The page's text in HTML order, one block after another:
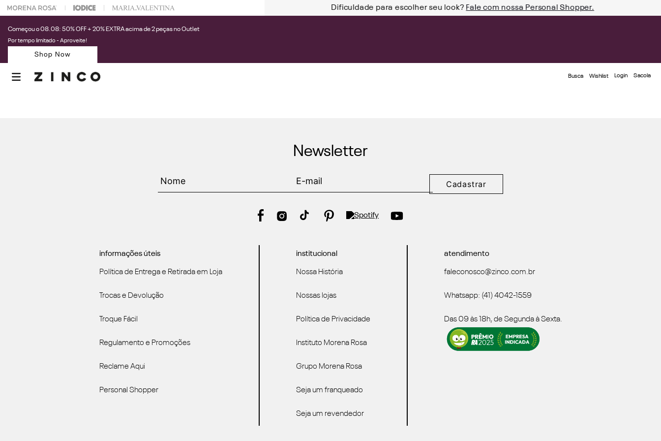
na sua 1° compra usando o cupom: PRIMEIRAZIN Dificuldade para escolher seu look? Fale com nossa Personal Shopper.
Começou o 08.08: 50% OFF + 20% EXTRA acima de 2 peças no Outlet
Por tempo limitado - Aproveite!
Shop Now
Busca Wishlist Login
Newsletter
Cadastrar
informações úteis
Política de Entrega e Retirada em Loja
Trocas e Devolução
Troque Fácil
Regulamento e Promoções
Reclame Aqui
Personal Shopper
institucional
Nossa História
Nossas lojas
Política de Privacidade
Instituto Morena Rosa
Grupo Morena Rosa
Seja um franqueado
Seja um revendedor
atendimento
faleconosco@zinco.com.br
Whatsapp: (41) 4042-1559
Das 09 às 18h, de Segunda à Sexta.